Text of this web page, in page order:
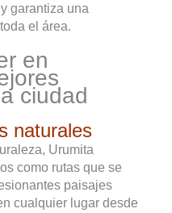
garantiza una
el área.
en
ciudad
naturales
Urumita
como rutas que se
paisajes
cualquier lugar desde